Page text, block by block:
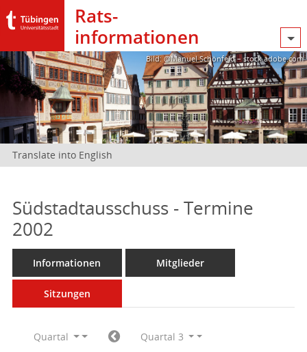
Rats­
informationen
Bild: @Manuel Schönfeld – stock.adobe.com
Translate into English
Südstadtausschuss - Termine
2002
Informationen Mitglieder
Sitzungen
Quartal
Quartal 3